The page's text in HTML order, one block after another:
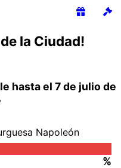
la Ciudad!
hasta el 7 de julio de
Napoleón
%